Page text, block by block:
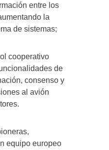
entre los
la
de sistemas;
cooperativo
de
consenso y
al avión
equipo europeo